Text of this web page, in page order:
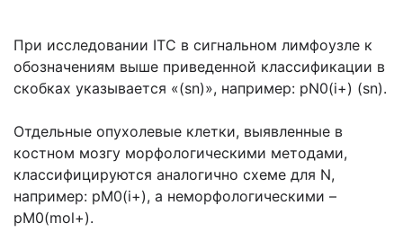
При исследовании ITC в сигнальном лимфоузле к
обозначениям выше приведенной классификации в
скобках указывается «(sn)», например: pN0(i+) (sn).
Отдельные опухолевые клетки, выявленные в
костном мозгу морфологическими методами,
классифицируются аналогично схеме для N,
например: pM0(i+), а неморфологическими –
pM0(mol+).